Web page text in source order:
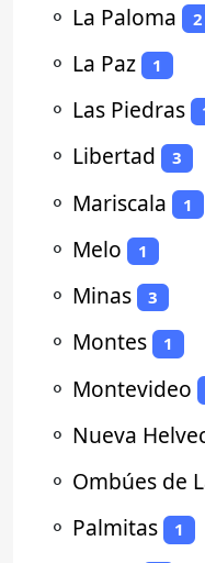
⚬ La Paloma 2
⚬ La Paz 1
⚬ Las Piedras
⚬ Libertad 3
⚬ Mariscala 1
⚬ Melo 1
⚬ Minas 3
⚬ Montes 1
⚬ Montevideo
⚬ Nueva
⚬ Ombúes de
⚬ Palmitas 1